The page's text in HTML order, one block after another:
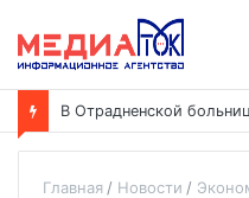
Главная Новости